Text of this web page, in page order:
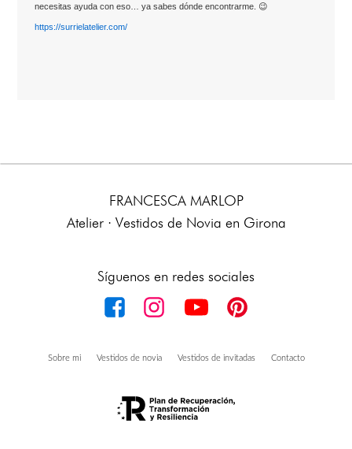
necesitas ayuda con eso… ya sabes dónde encontrarme. 😉
https://surrielatelier.com/
FRANCESCA MARLOP
Atelier · Vestidos de Novia en Girona
Síguenos en redes sociales
Sobre mi Vestidos de novia Vestidos de invitadas Contacto